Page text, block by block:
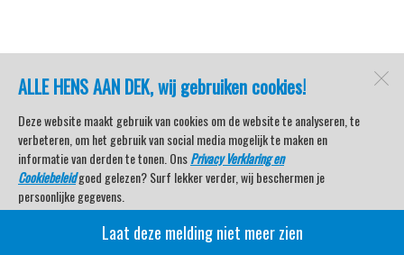
ALLE HENS AAN DEK, wij gebruiken cookies!
Deze website maakt gebruik van cookies om de website te analyseren, te
verbeteren, om het gebruik van social media mogelijk te maken en
informatie van derden te tonen. OnsPrivacy Verklaring en
Cookiebeleidgoed gelezen? Surf lekker verder, wij beschermen je
persoonlijke gegevens.
Veel kijkplezier met Watersport TV Beleving & Nieuws!
Laat deze melding niet meer zien